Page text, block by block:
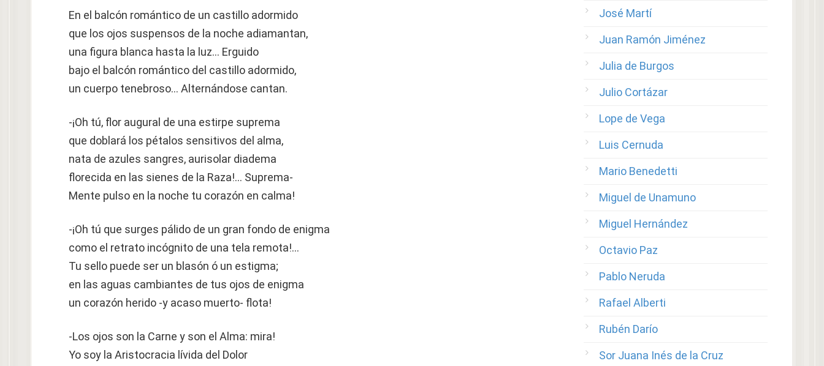
En el balcón romántico de un castillo adormido
que los ojos suspensos de la noche adiamantan,
una figura blanca hasta la luz… Erguido
bajo el balcón romántico del castillo adormido,
un cuerpo tenebroso… Alternándose cantan.
-¡Oh tú, flor augural de una estirpe suprema
que doblará los pétalos sensitivos del alma,
nata de azules sangres, aurisolar diadema
florecida en las sienes de la Raza!… Suprema-
Mente pulso en la noche tu corazón en calma!
-¡Oh tú que surges pálido de un gran fondo de enigma
como el retrato incógnito de una tela remota!…
Tu sello puede ser un blasón ó un estigma;
en las aguas cambiantes de tus ojos de enigma
un corazón herido -y acaso muerto- flota!
-Los ojos son la Carne y son el Alma: mira!
Yo soy la Aristocracia lívida del Dolor
José Martí
Juan Ramón Jiménez
Julia de Burgos
Julio Cortázar
Lope de Vega
Luis Cernuda
Mario Benedetti
Miguel de Unamuno
Miguel Hernández
Octavio Paz
Pablo Neruda
Rafael Alberti
Rubén Darío
Sor Juana Inés de la Cruz